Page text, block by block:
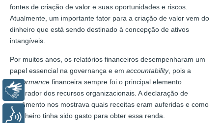
fontes de criação de valor e suas oportunidades e riscos.
Atualmente, um importante fator para a criação de valor vem do
dinheiro que está sendo destinado à concepção de ativos
intangíveis.
Por muitos anos, os relatórios financeiros desempenharam um
papel essencial na governança e em accountability, pois a
performance financeira sempre foi o principal elemento
integrador dos recursos organizacionais. A declaração de
rendimento nos mostrava quais receitas eram auferidas e como
o dinheiro tinha sido gasto para obter essa renda.
Libras
Voz